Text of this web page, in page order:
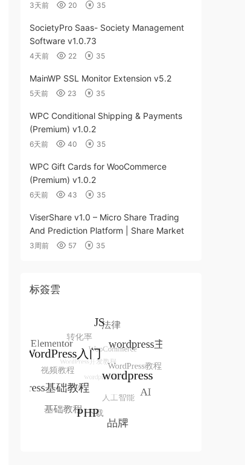
3天前 20 35
SocietyPro Saas- Society Management
Software v1.0.73
4天前 22 35
MainWP SSL Monitor Extension v5.2
5天前 23 35
WPC Conditional Shipping & Payments
(Premium) v1.0.2
6天前 40 35
WPC Gift Cards for WooCommerce
(Premium) v1.0.2
6天前 43 35
ViserShare v1.0 – Micro Share Trading
And Prediction Platform | Share Market
3周前 57 35
标簽雲